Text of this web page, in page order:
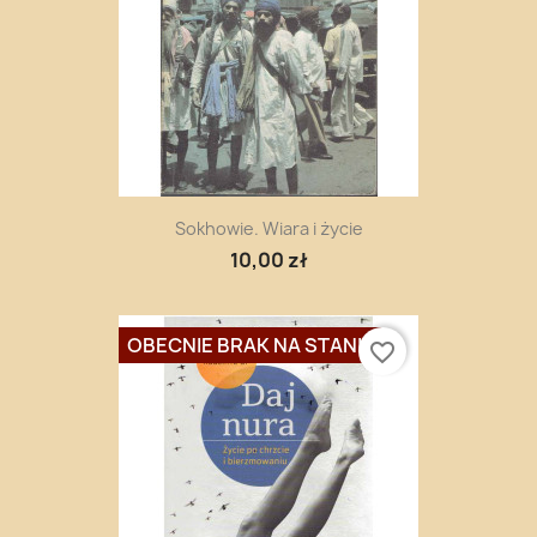
Sokhowie. Wiara i życie
10,00 zł
OBECNIE BRAK NA STANIEfavorite_border